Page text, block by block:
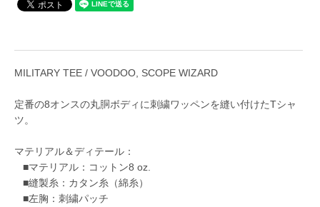
MILITARY TEE / VOODOO, SCOPE WIZARD
定番の8オンスの丸胴ボディに刺繍ワッペンを縫い付けたTシャ
ツ。
マテリアル＆ディテール：
■マテリアル：コットン8 oz.
■縫製糸：カタン糸（綿糸）
■左胸：刺繍パッチ